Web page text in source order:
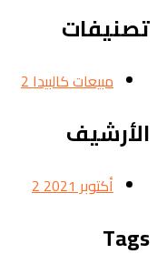
تصنيفات
مبيعات كالبيدا2
الأرشيف
أكتوبر 2021 2
Tags